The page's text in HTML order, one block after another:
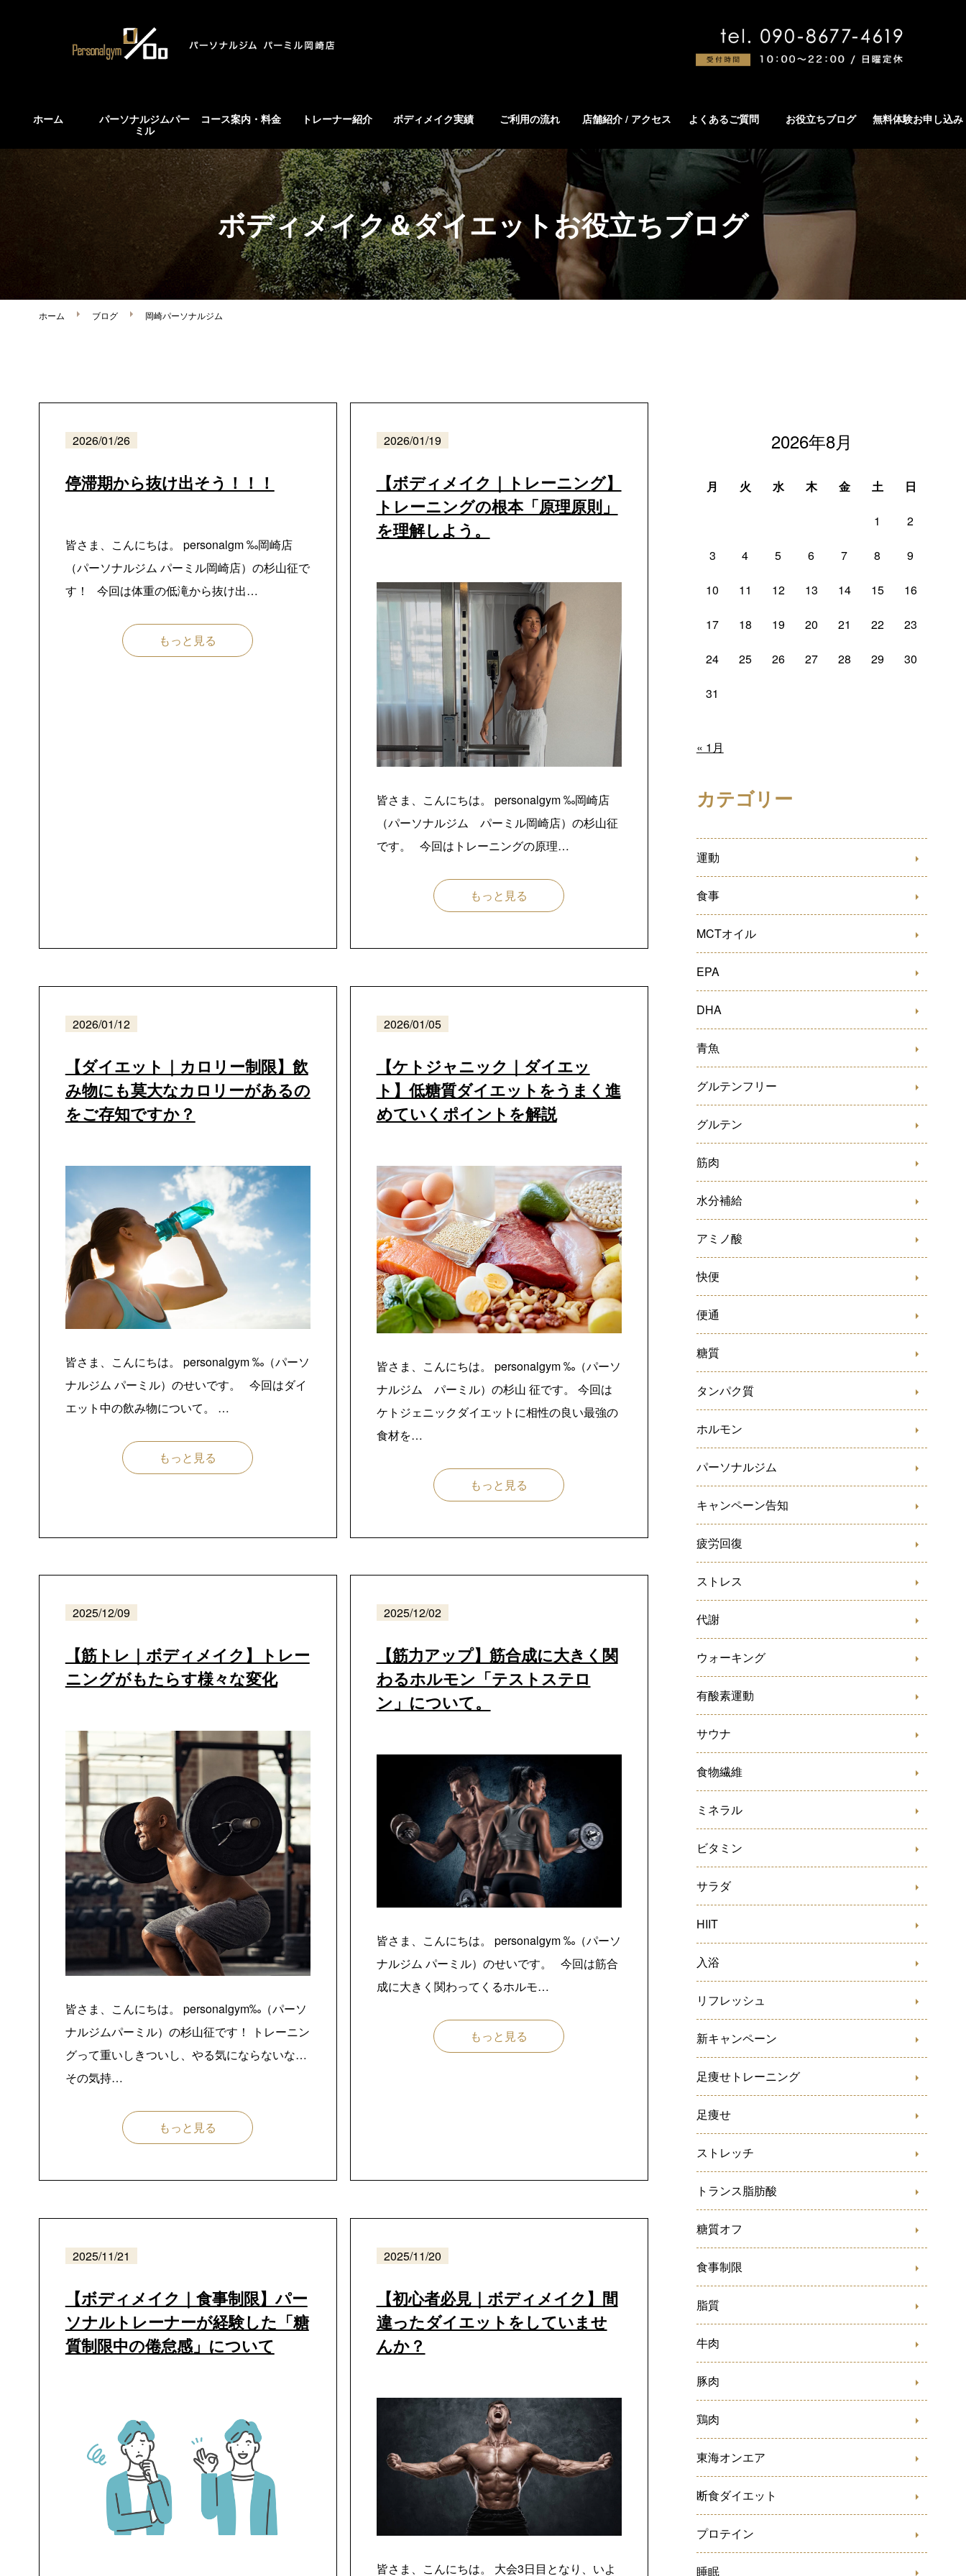
ホーム
パーソナルジムパー
ミル
コース案内・料金 トレーナー紹介 ボディメイク実績 ご利用の流れ 店舗紹介 / アクセス よくあるご質問 お役立ちブログ 無料体験お申し込み
ボディメイク＆ダイエットお役立ちブログ
ホーム ブログ 岡崎パーソナルジム
2026/01/26
停滞期から抜け出そう！！！
皆さま、こんにちは。 personalgm ‰岡崎店
（パーソナルジム パーミル岡崎店）の杉山征で
す！ 今回は体重の低滝から抜け出…
もっと見る
2026/01/19
【ボディメイク｜トレーニング】
トレーニングの根本「原理原則」
を理解しよう。
皆さま、こんにちは。 personalgym ‰岡崎店
（パーソナルジム パーミル岡崎店）の杉山征
です。 今回はトレーニングの原理…
もっと見る
2026/01/12
【ダイエット｜カロリー制限】飲
み物にも莫大なカロリーがあるの
をご存知ですか？
皆さま、こんにちは。 personalgym ‰（パーソ
ナルジム パーミル）のせいです。 今回はダイ
エット中の飲み物について。 …
もっと見る
2026/01/05
【ケトジャニック｜ダイエッ
ト】低糖質ダイエットをうまく進
めていくポイントを解説
皆さま、こんにちは。 personalgym ‰（パーソ
ナルジム パーミル）の杉山 征です。 今回は
ケトジェニックダイエットに相性の良い最強の
食材を…
もっと見る
2025/12/09
【筋トレ｜ボディメイク】トレー
ニングがもたらす様々な変化
皆さま、こんにちは。 personalgym‰（パーソ
ナルジムパーミル）の杉山征です！ トレーニン
グって重いしきついし、やる気にならないな…
その気持…
もっと見る
2025/12/02
【筋力アップ】筋合成に大きく関
わるホルモン「テストステロ
ン」について。
皆さま、こんにちは。 personalgym ‰（パーソ
ナルジム パーミル）のせいです。 今回は筋合
成に大きく関わってくるホルモ…
もっと見る
2025/11/21
【ボディメイク｜食事制限】パー
ソナルトレーナーが経験した「糖
質制限中の倦怠感」について
2025/11/20
【初心者必見｜ボディメイク】間
違ったダイエットをしていませ
んか？
皆さま、こんにちは。 大会3日目となり、いよ
2026年8月
月 火 水 木 金 土 日
1 2
3 4 5 6 7 8 9
10 11 12 13 14 15 16
17 18 19 20 21 22 23
24 25 26 27 28 29 30
31
« 1月
カテゴリー
運動
食事
MCTオイル
EPA
DHA
青魚
グルテンフリー
グルテン
筋肉
水分補給
アミノ酸
快便
便通
糖質
タンパク質
ホルモン
パーソナルジム
キャンペーン告知
疲労回復
ストレス
代謝
ウォーキング
有酸素運動
サウナ
食物繊維
ミネラル
ビタミン
サラダ
HIIT
入浴
リフレッシュ
新キャンペーン
足痩せトレーニング
足痩せ
ストレッチ
トランス脂肪酸
糖質オフ
食事制限
脂質
牛肉
豚肉
鶏肉
東海オンエア
断食ダイエット
プロテイン
睡眠